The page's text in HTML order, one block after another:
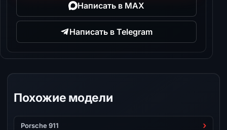
Написать в MAX
Написать в Telegram
Похожие модели
Porsche 911